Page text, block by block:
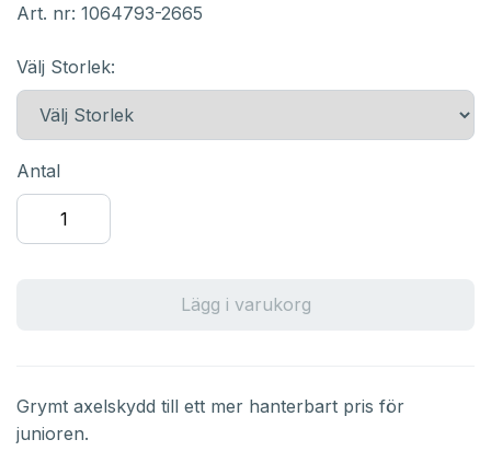
Art. nr: 1064793-2665
Välj Storlek:
Antal
Lägg i varukorg
Grymt axelskydd till ett mer hanterbart pris för
junioren.